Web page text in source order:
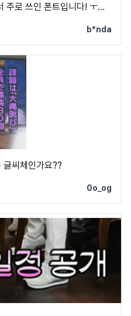
주로 쓰인 폰트입니다! ㅜㅜ
더라구요
b*nda
씨체인가요??
0o_og